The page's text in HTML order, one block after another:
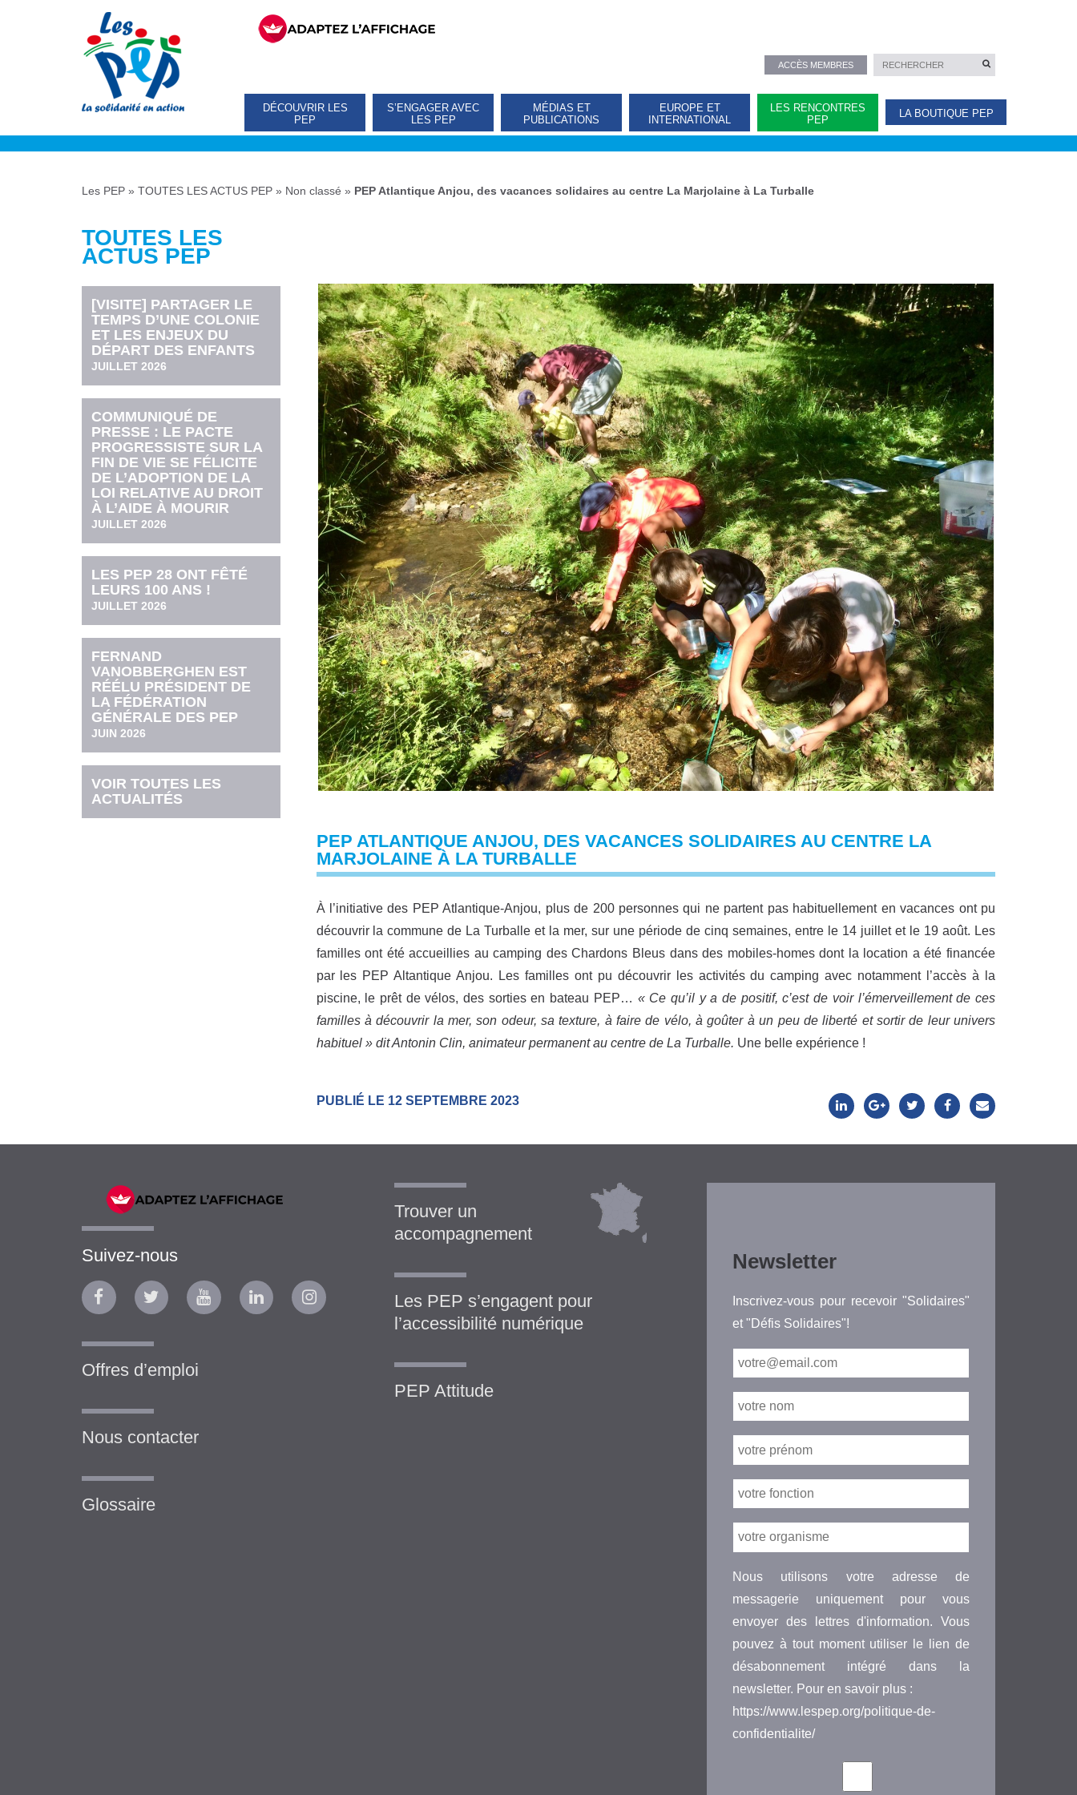
ACCÈS MEMBRES
DÉCOUVRIR LES
PEP
S’ENGAGER AVEC
LES PEP
MÉDIAS ET
PUBLICATIONS
EUROPE ET
INTERNATIONAL
LES RENCONTRES
PEP
LA BOUTIQUE PEP
Les PEP » TOUTES LES ACTUS PEP » Non classé » PEP Atlantique Anjou, des vacances solidaires au centre La Marjolaine à La Turballe
TOUTES LES
ACTUS PEP
[VISITE] PARTAGER LE
TEMPS D’UNE COLONIE
ET LES ENJEUX DU
DÉPART DES ENFANTS
JUILLET 2026
COMMUNIQUÉ DE
PRESSE : LE PACTE
PROGRESSISTE SUR LA
FIN DE VIE SE FÉLICITE
DE L’ADOPTION DE LA
LOI RELATIVE AU DROIT
À L’AIDE À MOURIR
JUILLET 2026
LES PEP 28 ONT FÊTÉ
LEURS 100 ANS !
JUILLET 2026
FERNAND
VANOBBERGHEN EST
RÉÉLU PRÉSIDENT DE
LA FÉDÉRATION
GÉNÉRALE DES PEP
JUIN 2026
VOIR TOUTES LES
ACTUALITÉS
PEP ATLANTIQUE ANJOU, DES VACANCES SOLIDAIRES AU CENTRE LA
MARJOLAINE À LA TURBALLE
À l’initiative des PEP Atlantique-Anjou, plus de 200 personnes qui ne partent pas habituellement en vacances ont pu
découvrir la commune de La Turballe et la mer, sur une période de cinq semaines, entre le 14 juillet et le 19 août. Les
familles ont été accueillies au camping des Chardons Bleus dans des mobiles-homes dont la location a été financée
par les PEP Altantique Anjou. Les familles ont pu découvrir les activités du camping avec notamment l’accès à la
piscine, le prêt de vélos, des sorties en bateau PEP… « Ce qu’il y a de positif, c’est de voir l’émerveillement de ces
familles à découvrir la mer, son odeur, sa texture, à faire de vélo, à goûter à un peu de liberté et sortir de leur univers
habituel » dit Antonin Clin, animateur permanent au centre de La Turballe. Une belle expérience !
PUBLIÉ LE 12 SEPTEMBRE 2023
Suivez-nous
Offres d’emploi
Nous contacter
Glossaire
Trouver un
accompagnement
Les PEP s’engagent pour
l’accessibilité numérique
PEP Attitude
Newsletter
Inscrivez-vous pour recevoir "Solidaires"
et "Défis Solidaires"!
Nous utilisons votre adresse de
messagerie uniquement pour vous
envoyer des lettres d'information. Vous
pouvez à tout moment utiliser le lien de
désabonnement intégré dans la
newsletter. Pour en savoir plus :
https://www.lespep.org/politique-de-
confidentialite/